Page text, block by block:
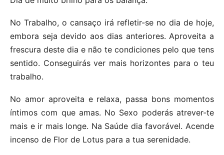
No Trabalho, o cansaço irá refletir-se no dia de hoje,
embora seja devido aos dias anteriores. Aproveita a
frescura deste dia e não te condiciones pelo que tens
sentido. Conseguirás ver mais horizontes para o teu
trabalho.
No amor aproveita e relaxa, passa bons momentos
íntimos com que amas. No Sexo poderás atrever-te
mais e ir mais longe. Na Saúde dia favorável. Acende
incenso de Flor de Lotus para a tua serenidade.